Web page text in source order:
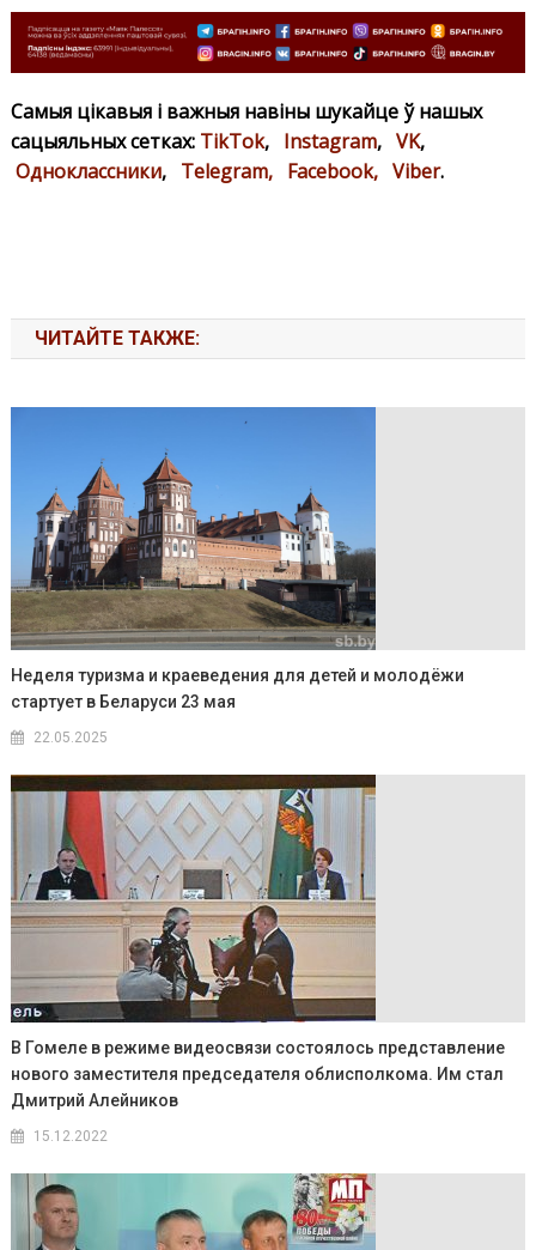
Самыя цікавыя і важныя навіны шукайце ў нашых
сацыяльных сетках: TikTok, Instagram, VK,
Одноклассники, Telegram, Facebook, Viber.
ЧИТАЙТЕ ТАКЖЕ:
Неделя туризма и краеведения для детей и молодёжи
стартует в Беларуси 23 мая
22.05.2025
В Гомеле в режиме видеосвязи состоялось представление
нового заместителя председателя облисполкома. Им стал
Дмитрий Алейников
15.12.2022